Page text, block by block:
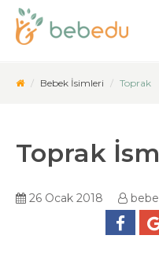
Bebek İsimleri Toprak
Toprak
26 Ocak 2018